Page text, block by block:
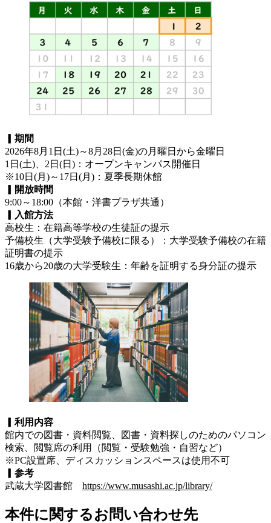
▎期間
2026年8月1日(土)～8月28日(金)の月曜日から金曜日
1日(土)、2日(日)：オープンキャンパス開催日
※10日(月)～17日(月)：夏季長期休館
▎開放時間
9:00～18:00（本館・洋書プラザ共通）
▎入館方法
高校生：在籍高等学校の生徒証の提示
予備校生（大学受験予備校に限る）：大学受験予備校の在籍
証明書の提示
16歳から20歳の大学受験生：年齢を証明する身分証の提示
▎利用内容
館内での図書・資料閲覧、図書・資料探しのためのパソコン
検索、閲覧席の利用（閲覧・受験勉強・自習など）
※PC設置席、ディスカッションスペースは使用不可
▎参考
武蔵大学図書館 https://www.musashi.ac.jp/library/
本件に関するお問い合わせ先